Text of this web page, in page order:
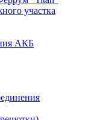
участка
АКБ